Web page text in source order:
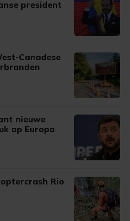
president
Canadese
nieuwe
op Europa
Rio